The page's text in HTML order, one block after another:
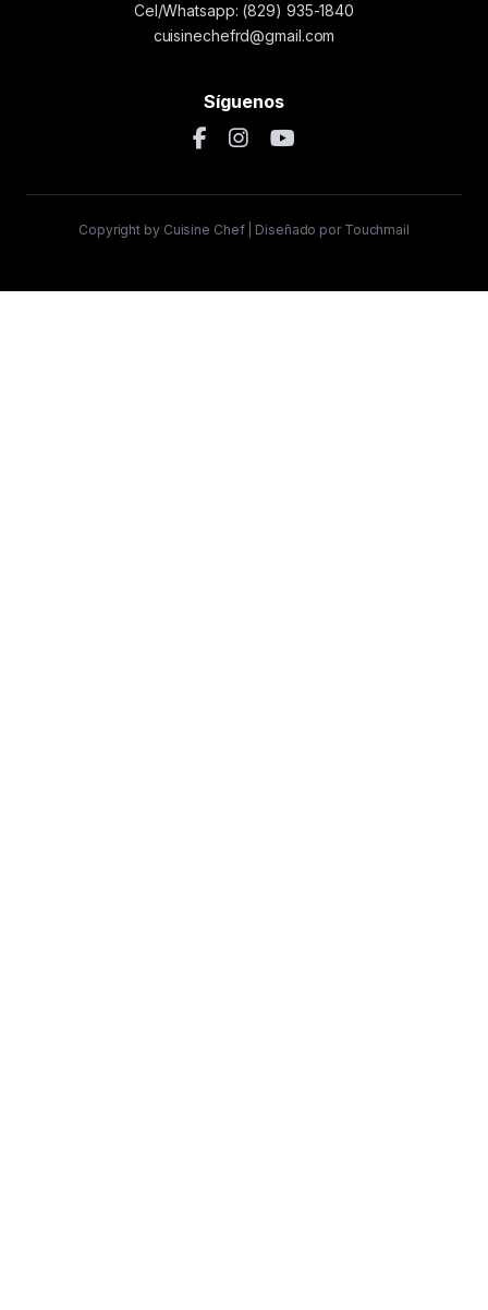
Cel/Whatsapp: (829) 935-1840
cuisinechefrd@gmail.com
Síguenos
Copyright by Cuisine Chef | Diseñado por Touchmail